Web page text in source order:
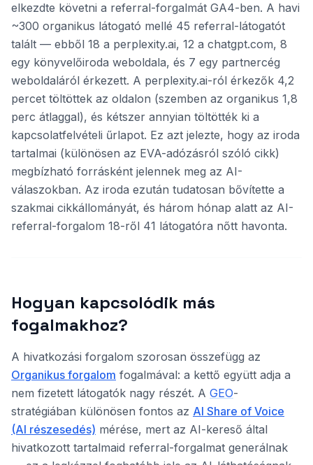
elkezdte követni a referral-forgalmát GA4-ben. A havi
~300 organikus látogató mellé 45 referral-látogatót
talált — ebből 18 a perplexity.ai, 12 a chatgpt.com, 8
egy könyvelőiroda weboldala, és 7 egy partnercég
weboldaláról érkezett. A perplexity.ai-ról érkezők 4,2
percet töltöttek az oldalon (szemben az organikus 1,8
perc átlaggal), és kétszer annyian töltötték ki a
kapcsolatfelvételi űrlapot. Ez azt jelezte, hogy az iroda
tartalmai (különösen az EVA-adózásról szóló cikk)
megbízható forrásként jelennek meg az AI-
válaszokban. Az iroda ezután tudatosan bővítette a
szakmai cikkállományát, és három hónap alatt az AI-
referral-forgalom 18-ről 41 látogatóra nőtt havonta.
Hogyan kapcsolódik más
fogalmakhoz?
A hivatkozási forgalom szorosan összefügg az
Organikus forgalom fogalmával: a kettő együtt adja a
nem fizetett látogatók nagy részét. A GEO-
stratégiában különösen fontos az AI Share of Voice
(AI részesedés) mérése, mert az AI-kereső által
hivatkozott tartalmaid referral-forgalmat generálnak